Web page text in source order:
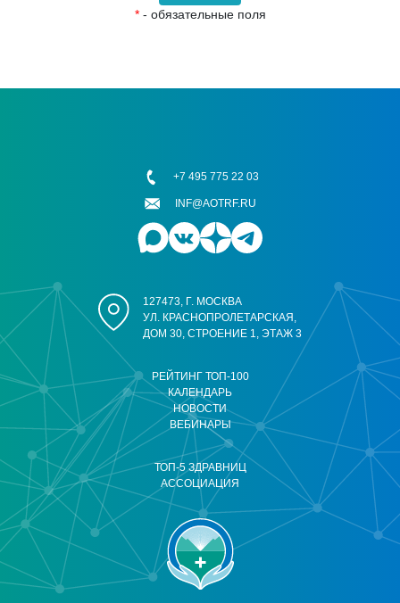
*- обязательные поля
РЕЙТИНГ ТОП-100
КАЛЕНДАРЬ
НОВОСТИ
ВЕБИНАРЫ
ТОП-5 ЗДРАВНИЦ
АССОЦИАЦИЯ
127473, Г. МОСКВА
УЛ. КРАСНОПРОЛЕТАРСКАЯ,
ДОМ 30, СТРОЕНИЕ 1, ЭТАЖ 3
+7 495 775 22 03
INF@AOTRF.RU